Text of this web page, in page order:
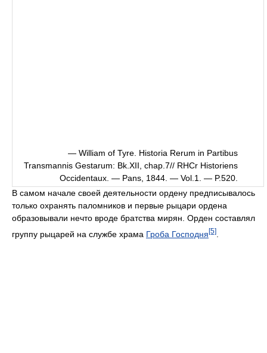
— William of Tyre. Historia Rerum in Partibus
Transmannis Gestarum: Bk.XII, chap.7// RHCr Historiens
Occidentaux. — Pans, 1844. — Vol.1. — P.520.
В самом начале своей деятельности ордену предписывалось
только охранять паломников и первые рыцари ордена
образовывали нечто вроде братства мирян. Орден составлял
группу рыцарей на службе храма Гроба Господня[5]